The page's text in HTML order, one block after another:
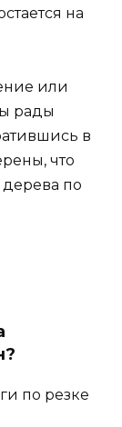
на
или
рады
в
что
дерева по
по резке